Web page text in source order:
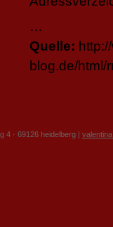
…
Quelle:
blog.de/
4 · 69126 heidelberg |